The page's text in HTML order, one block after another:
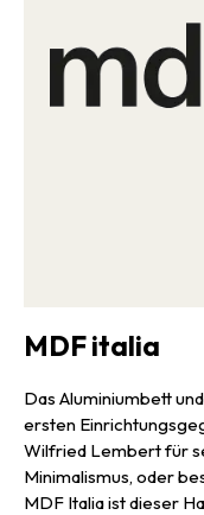
MDF italia
Das Aluminiumbett
ersten
Wilfried Lembert für
Minimalismus, oder
MDF Italia ist dieser